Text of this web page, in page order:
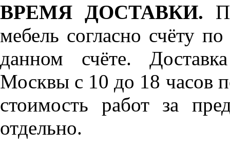
ВРЕМЯ ДОСТАВКИ.
мебель согласно счёту
данном счёте.
Москвы с 10 до 18 часов
стоимость работ за
отдельно.